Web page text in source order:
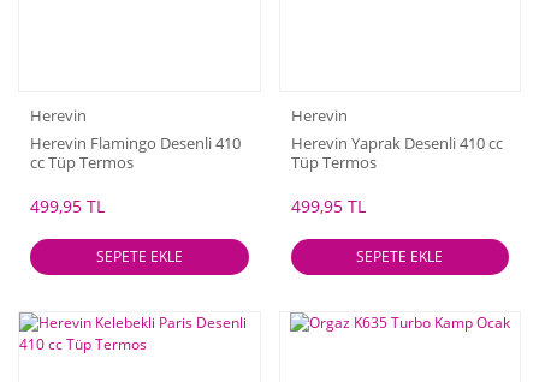
Herevin
Herevin Flamingo Desenli 410
cc Tüp Termos
499,95 TL
SEPETE EKLE
Herevin
Herevin Yaprak Desenli 410 cc
Tüp Termos
499,95 TL
SEPETE EKLE